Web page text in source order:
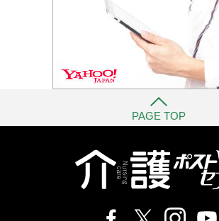
PAGE TOP